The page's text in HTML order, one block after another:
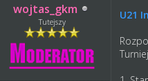
wojtas_gkm
Tutejszy
U21